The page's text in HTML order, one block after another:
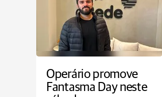
Operário promove
Fantasma Day neste